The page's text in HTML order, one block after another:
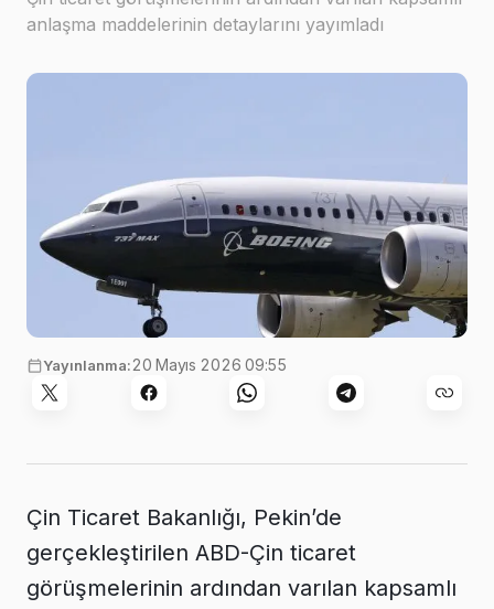
anlaşma maddelerinin detaylarını yayımladı
Yayınlanma:20 Mayıs 2026 09:55
Çin Ticaret Bakanlığı, Pekin’de
gerçekleştirilen ABD-Çin ticaret
görüşmelerinin ardından varılan kapsamlı